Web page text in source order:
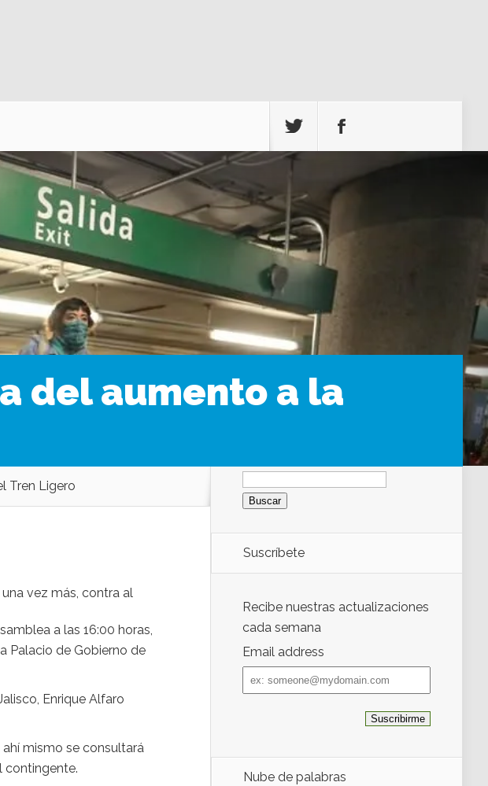
del aumento a la
Tren Ligero
vez más, contra al
a las 16:00 horas,
Palacio de Gobierno de
Enrique Alfaro
mismo se consultará
contingente.
Buscar:
Suscríbete
Recibe nuestras actualizaciones
cada semana
Email address
Email
address
Nube de palabras